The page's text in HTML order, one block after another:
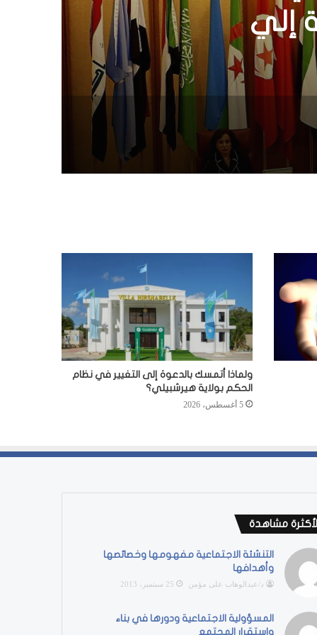
ولماذا أتمسك بالدعوة إلى التغيير في نظام
الحكم بولاية هيرشبيلي؟
5 أغسطس، 2026
مشاهدة
التنشئة الاجتماعية مفهومها وخصائصها
وأهدافها
د/عبدالوهاب على مؤمن 25 سبتمبر، 2013
المسؤولية الاجتماعية ودورها في بناء
واستقرار المجتمع